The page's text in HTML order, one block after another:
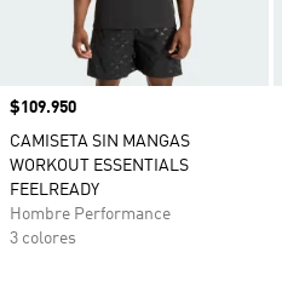
Precio
$109.950
CAMISETA SIN MANGAS
WORKOUT ESSENTIALS
FEELREADY
Hombre Performance
3 colores